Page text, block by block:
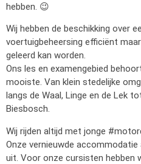
hebben. 😉
Wij hebben de beschikking over
voertuigbeheersing efficiënt
geleerd kan worden.
Ons les en examengebied
mooiste. Van klein stedelijke
langs de Waal, Linge en de Lek
Biesbosch.
Wij rijden altijd met jonge
Onze vernieuwde
uit. Voor onze cursisten hebben